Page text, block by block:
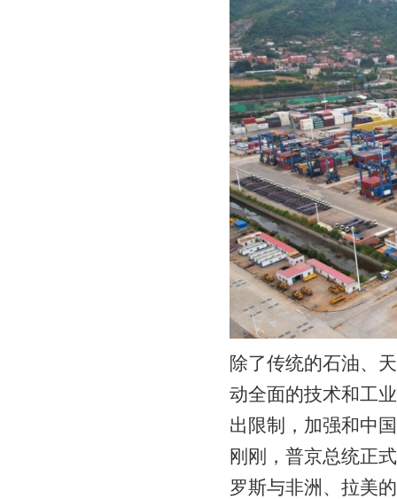
除了传统的石油、
动全面的技术和工
出限制，加强和中
刚刚，普京总统正
罗斯与非洲、拉美